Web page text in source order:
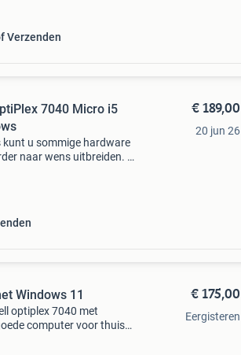
Verzenden
7040 Micro i5
u sommige hardware
naar wens uitbreiden. U
€ 189,00
20 jun 26
Windows 11
optiplex 7040 met
computer voor thuis
€ 175,00
Eergisteren